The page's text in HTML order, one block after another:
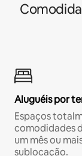
Aluguéis por
Espaços
comodidades
um mês ou
sublocação.